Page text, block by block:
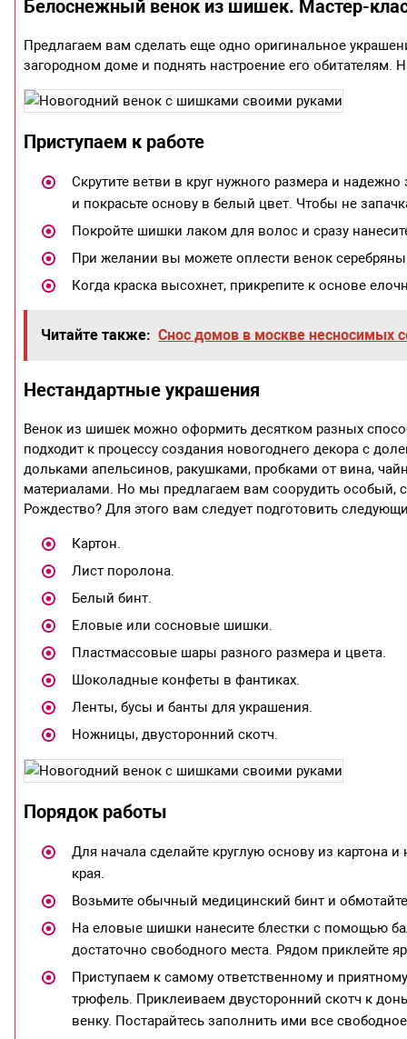
Белоснежный венок из шишек. Мастер-
Предлагаем вам сделать еще одно оригинальное
загородном доме и поднять настроение его обитателям.
Приступаем к работе
Скрутите ветви в круг нужного размера и
и покрасьте основу в белый цвет. Чтобы не
Покройте шишки лаком для волос и сразу
При желании вы можете оплести венок
Когда краска высохнет, прикрепите к основе
Читайте также: Снос домов в москве несносимых
Нестандартные украшения
Венок из шишек можно оформить десятком разных
подходит к процессу создания новогоднего декора с
дольками апельсинов, ракушками, пробками от вина,
материалами. Но мы предлагаем вам соорудить особый,
Рождество? Для этого вам следует подготовить
Картон.
Лист поролона.
Белый бинт.
Еловые или сосновые шишки.
Пластмассовые шары разного размера и цвета.
Шоколадные конфеты в фантиках.
Ленты, бусы и банты для украшения.
Ножницы, двусторонний скотч.
Порядок работы
Для начала сделайте круглую основу из картона
края.
Возьмите обычный медицинский бинт и
На еловые шишки нанесите блестки с помощью
достаточно свободного места. Рядом приклейте
Приступаем к самому ответственному и
трюфель. Приклеиваем двусторонний скотч к
венку. Постарайтесь заполнить ими все